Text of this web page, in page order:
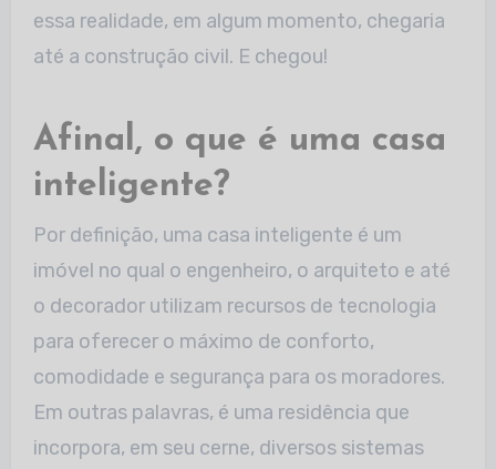
essa realidade, em algum momento, chegaria
até a construção civil. E chegou!
Afinal, o que é uma casa
inteligente?
Por definição, uma casa inteligente é um
imóvel no qual o engenheiro, o arquiteto e até
o decorador utilizam recursos de tecnologia
para oferecer o máximo de conforto,
comodidade e segurança para os moradores.
Em outras palavras, é uma residência que
incorpora, em seu cerne, diversos sistemas